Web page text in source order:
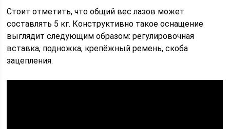
Стоит отметить, что общий вес лазов может
составлять 5 кг. Конструктивно такое оснащение
выглядит следующим образом: регулировочная
вставка, подножка, крепёжный ремень, скоба
зацепления.